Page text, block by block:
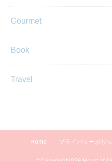
Gourmet
Book
Travel
Home プライバシーポリ